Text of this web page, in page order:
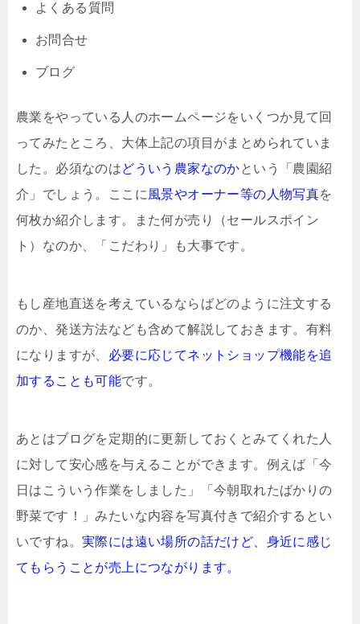
よくある質問
お問合せ
ブログ
農業をやっている人のホームページをいくつか見て回
ってみたところ、大体上記の項目がまとめられていま
した。必須なのはどういう農家なのかという「農園紹
介」でしょう。ここに 風景やオーナー等の人物写真を
何枚か紹介します。また何が売り（セールスポイン
ト）なのか、「こだわり」も大事です。
もし産地直送を考えているならばどのように注文する
のか、発送方法なども含めて解説しておきます。有料
になりますが、 必要に応じてネットショップ機能を追
加することも可能です。
あとはブログを定期的に更新しておくとみてくれた人
に対して安心感を与えることができます。例えば「今
日はこういう作業をしました」「今朝取れたばかりの
野菜です！」みたいな内容を写真付きで紹介するとい
いですね。 実際には遠い場所の話だけど、身近に感じ
てもらうことが売上につながります。